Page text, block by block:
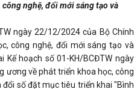
nghệ, đổi mới sáng tạo và
ngày 22/12/2024 của Bộ Chính
công nghệ, đổi mới sáng tạo và
Kế hoạch số 01-KH/BCĐTW ngày
ương về phát triển khoa học, công
số đặt mục tiêu triển khai "Bình